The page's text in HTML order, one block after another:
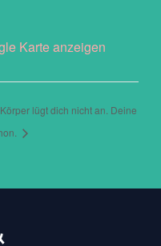
Karte anzeigen
lügt dich nicht an. Deine